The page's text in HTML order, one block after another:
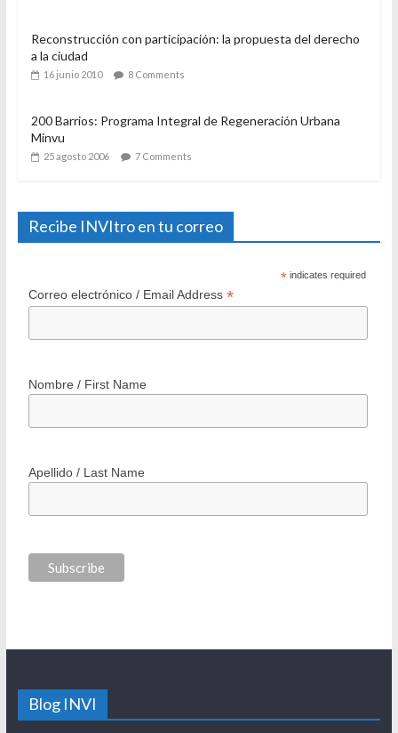
Reconstrucción con participación: la propuesta del derecho
a la ciudad
16 junio 2010 8 Comments
200 Barrios: Programa Integral de Regeneración Urbana
Minvu
25 agosto 2006 7 Comments
Recibe INVItro en tu correo
* indicates required
Correo electrónico / Email Address *
Nombre / First Name
Apellido / Last Name
Blog INVI